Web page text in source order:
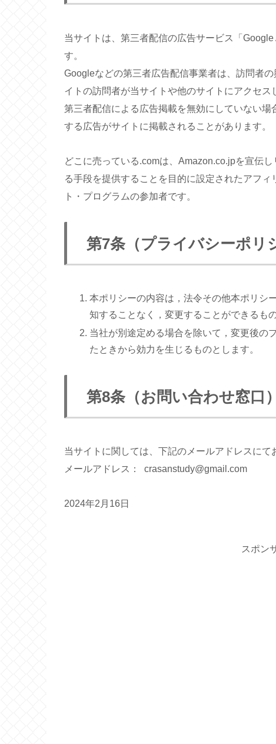
当サイトは、第三者配信の広告サービス「
す。
Googleなどの第三者広告配信事業者は、訪問者
イトの訪問者が当サイトや他のサイトにアクセス
第三者配信による広告掲載を無効にしていない
する広告がサイトに掲載されることがあります。
どこに売っている.comは、Amazon.co.jpを宣伝
る手段を提供することを目的に設定されたアフ
ト・プログラムの参加者です。
第7条（プライバシーポリ
本ポリシーの内容は，法令その他本ポリシ
知することなく，変更することができるも
当社が別途定める場合を除いて，変更後の
たときから効力を生じるものとします。
第8条（お問い合わせ窓口）
当サイトに関しては、下記のメールアドレスにて
メールアドレス： crasanstudy@gmail.com
2024年2月16日
スポン